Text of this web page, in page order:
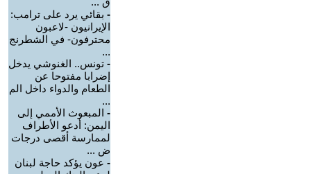
- بقائي يرد على ترامب:
الإيرانيون -لاعبون
محترفون- في الشطرنج
...
- تونس.. الغنوشي يدخل
إضرابا مفتوحا عن
الطعام والدواء داخل الم
...
- ‏المبعوث الأممي إلى
اليمن: أدعو الأطراف
لممارسة أقصى درجات
ض ...
- عون يؤكد حاجة لبنان